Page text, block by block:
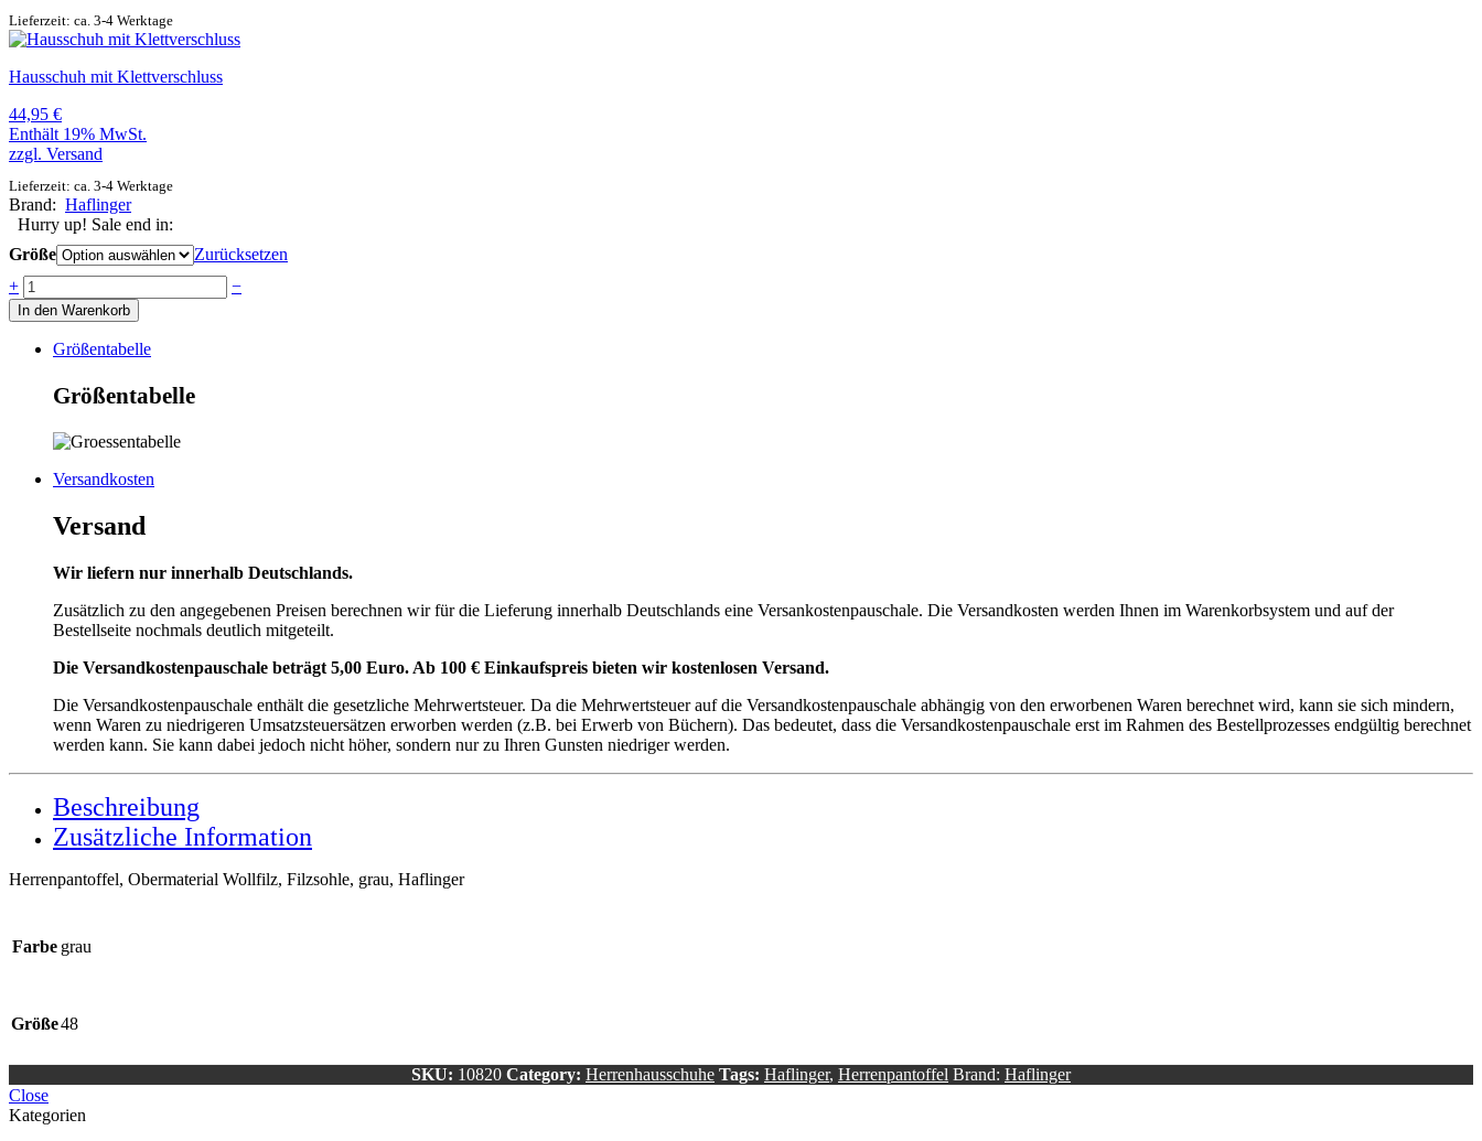
Lieferzeit: ca. 3-4 Werktage
Hausschuh mit Klettverschluss
44,95 €
Enthält 19% MwSt.
zzgl. Versand
Lieferzeit: ca. 3-4 Werktage
Brand: Haflinger
Hurry up! Sale end in:
Größe
Zurücksetzen
Anzahl
+ −
In den Warenkorb
Größentabelle
Größentabelle
Versandkosten
Versand
Wir liefern nur innerhalb Deutschlands.
Zusätzlich zu den angegebenen Preisen berechnen wir für die Lieferung innerhalb Deutschlands eine Versankostenpauschale. Die Versandkosten werden Ihnen im Warenkorbsystem und auf der
Bestellseite nochmals deutlich mitgeteilt.
Die Versandkostenpauschale beträgt 5,00 Euro. Ab 100 € Einkaufspreis bieten wir kostenlosen Versand.
Die Versandkostenpauschale enthält die gesetzliche Mehrwertsteuer. Da die Mehrwertsteuer auf die Versandkostenpauschale abhängig von den erworbenen Waren berechnet wird, kann sie sich mindern,
wenn Waren zu niedrigeren Umsatzsteuersätzen erworben werden (z.B. bei Erwerb von Büchern). Das bedeutet, dass die Versandkostenpauschale erst im Rahmen des Bestellprozesses endgültig berechnet
werden kann. Sie kann dabei jedoch nicht höher, sondern nur zu Ihren Gunsten niedriger werden.
Beschreibung
Zusätzliche Information
Herrenpantoffel, Obermaterial Wollfilz, Filzsohle, grau, Haflinger
Farbe grau
Größe48
SKU: 10820 Category: Herrenhausschuhe Tags: Haflinger, Herrenpantoffel Brand: Haflinger
Close
Kategorien